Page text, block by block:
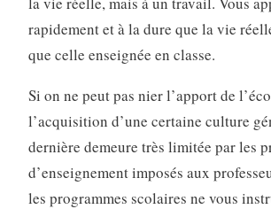
rapidement et à la dure que la vie
que celle enseignée en classe.
Si on ne peut pas nier l’apport de
l’acquisition d’une certaine culture
dernière demeure très limitée par les
d’enseignement imposés aux
les programmes scolaires ne vous